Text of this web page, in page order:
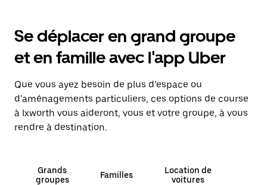
Se déplacer en grand groupe
et en famille avec l'app Uber
Que vous ayez besoin de plus d’espace ou
d’aménagements particuliers, ces options de course
à Ixworth vous aideront, vous et votre groupe, à vous
rendre à destination.
Grands
groupes
Familles
Location de
voitures